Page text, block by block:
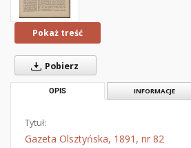
Pokaż treść
Pobierz
OPIS INFORMACJE
Tytuł:
Gazeta Olsztyńska, 1891, nr 82